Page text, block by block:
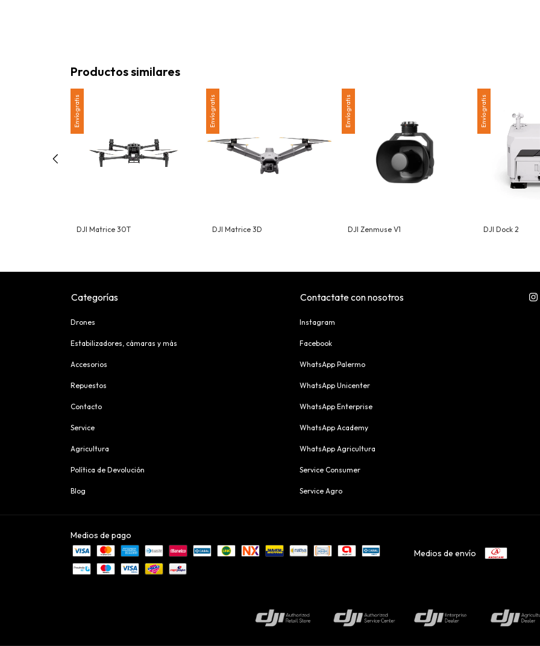
Productos similares
Envío gratis
DJI Matrice 30T
Envío gratis
DJI Matrice 3D
Envío gratis
DJI Zenmuse V1
Envío gratis
DJI Dock 2
Categorías
Drones
Estabilizadores, cámaras y más
Accesorios
Repuestos
Contacto
Service
Agricultura
Política de Devolución
Blog
Contactate con nosotros
Instagram
Facebook
WhatsApp Palermo
WhatsApp Unicenter
WhatsApp Enterprise
WhatsApp Academy
WhatsApp Agricultura
Service Consumer
Service Agro
Medios de pago
Medios de envío